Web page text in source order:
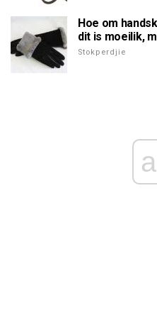
Hoe om
dit is moeilik,
Stokperdjie